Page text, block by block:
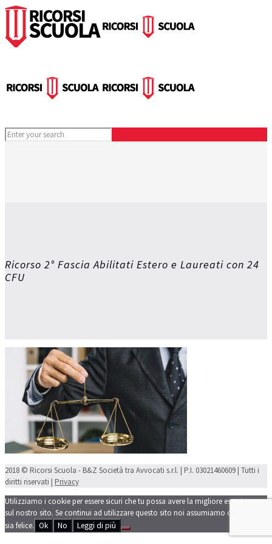
Ricorso 2° Fascia Abilitati Estero e Laureati con 24
CFU
2018 © Ricorsi Scuola - B&Z Società tra Avvocati s.r.l. | P.I. 03021460609 | Tutti i
diritti riservati | Privacy
Utilizziamo i cookie per essere sicuri che tu possa avere la migliore esperienza
sul nostro sito. Se continui ad utilizzare questo sito noi assumiamo che tu ne
sia felice. Ok No Leggi di più